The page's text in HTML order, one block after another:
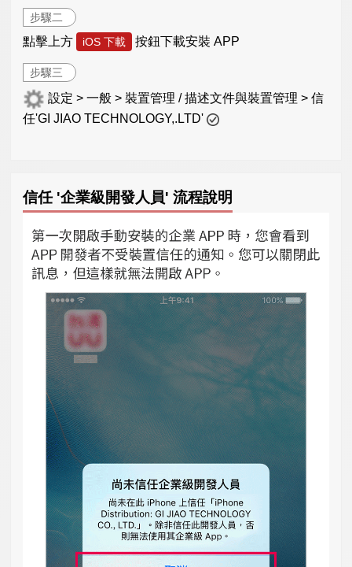
步驟二
點擊上方 iOS 下載 按鈕下載安裝 APP
步驟三
設定 > 一般 > 裝置管理 / 描述文件與裝置管理 > 信
任'GI JIAO TECHNOLOGY,.LTD'
信任 '企業級開發人員' 流程說明